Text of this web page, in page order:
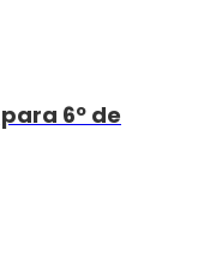
6º de